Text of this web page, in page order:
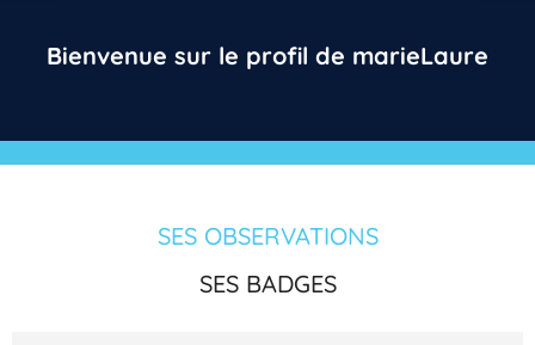
Bienvenue sur le profil de marieLaure
SES OBSERVATIONS
SES BADGES